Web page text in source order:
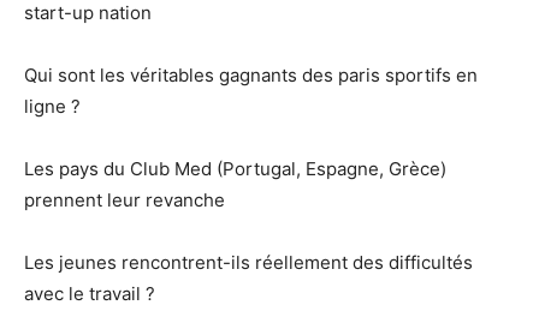
start-up nation
Qui sont les véritables gagnants des paris sportifs en
ligne ?
Les pays du Club Med (Portugal, Espagne, Grèce)
prennent leur revanche
Les jeunes rencontrent-ils réellement des difficultés
avec le travail ?